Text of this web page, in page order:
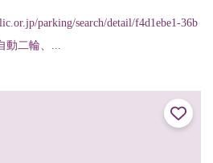
parking/search/detail/f4d1ebe1-36b
動二輪、...